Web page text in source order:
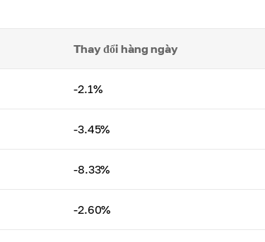
Thay đổi hàng ngày
-2.1%
-3.45%
-8.33%
-2.60%